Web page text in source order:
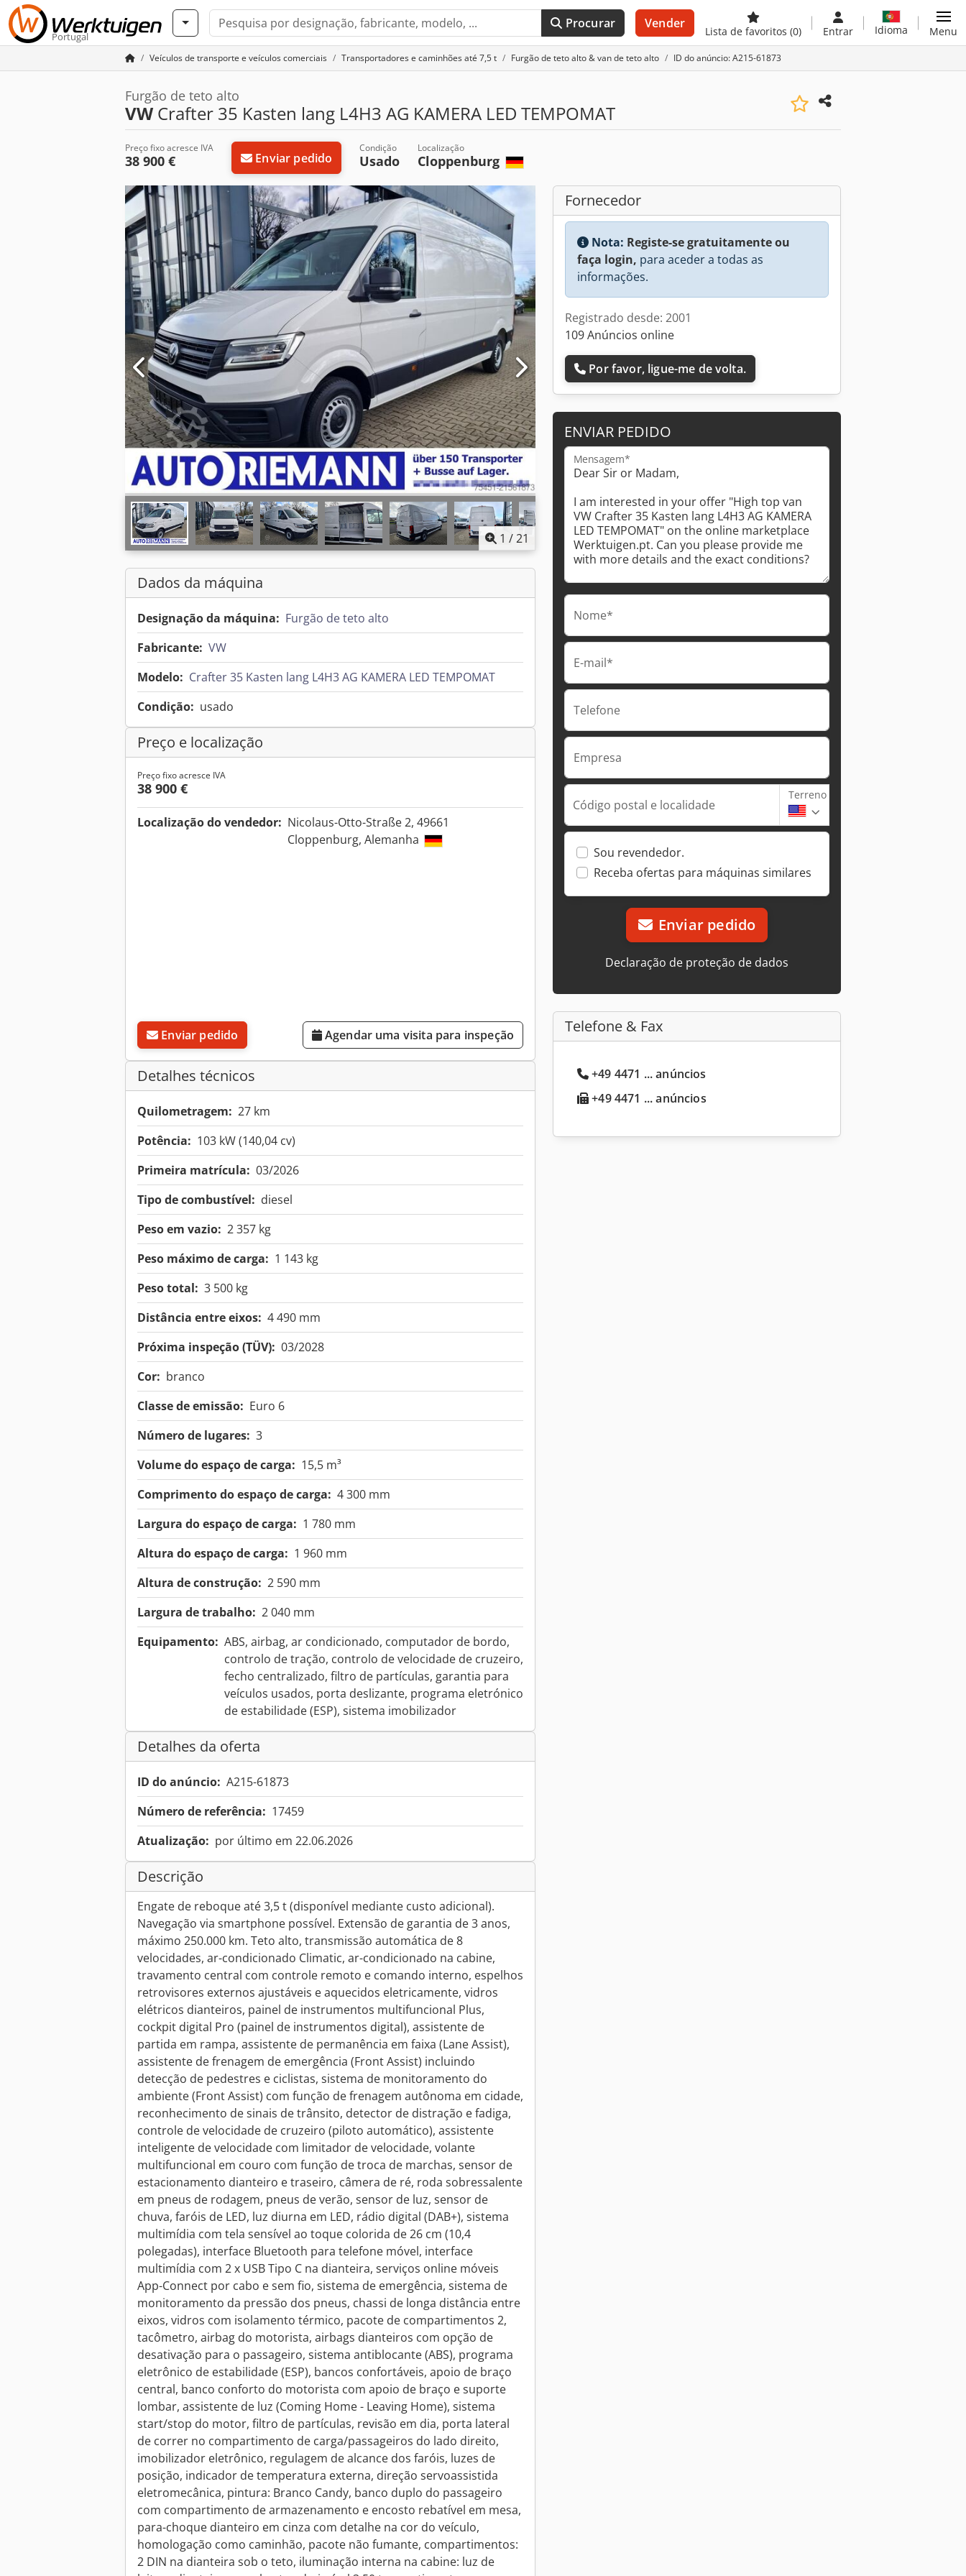
Portugal
Procurar Vender
Lista de favoritos (0) Entrar Idioma Menu
Veículos de transporte e veículos comerciais Transportadores e caminhões até 7,5 t Furgão de teto alto & van de teto alto ID do anúncio: A215-61873
Furgão de teto alto
VW Crafter 35 Kasten lang L4H3 AG KAMERA LED TEMPOMAT
Preço fixo acresce IVA
38 900 € Enviar pedido
Condição
Usado
Localização
Cloppenburg
1 /21
Dados da máquina
Designação da máquina: Furgão de teto alto
Fabricante: VW
Modelo: Crafter 35 Kasten lang L4H3 AG KAMERA LED TEMPOMAT
Condição: usado
Preço e localização
Preço fixo acresce IVA
38 900 €
Localização do vendedor: Nicolaus-Otto-Straße 2, 49661
Cloppenburg, Alemanha
Enviar pedido Agendar uma visita para inspeção
Detalhes técnicos
Quilometragem: 27 km
Potência: 103 kW (140,04 cv)
Primeira matrícula: 03/2026
Tipo de combustível: diesel
Peso em vazio: 2 357 kg
Peso máximo de carga: 1 143 kg
Peso total: 3 500 kg
Distância entre eixos: 4 490 mm
Próxima inspeção (TÜV): 03/2028
Cor: branco
Classe de emissão: Euro 6
Número de lugares: 3
Volume do espaço de carga: 15,5 m³
Comprimento do espaço de carga: 4 300 mm
Largura do espaço de carga: 1 780 mm
Altura do espaço de carga: 1 960 mm
Altura de construção: 2 590 mm
Largura de trabalho: 2 040 mm
Equipamento: ABS, airbag, ar condicionado, computador de bordo,
controlo de tração, controlo de velocidade de cruzeiro,
fecho centralizado, filtro de partículas, garantia para
veículos usados, porta deslizante, programa eletrónico
de estabilidade (ESP), sistema imobilizador
Detalhes da oferta
ID do anúncio: A215-61873
Número de referência: 17459
Atualização: por último em 22.06.2026
Descrição
Engate de reboque até 3,5 t (disponível mediante custo adicional).
Navegação via smartphone possível. Extensão de garantia de 3 anos,
máximo 250.000 km. Teto alto, transmissão automática de 8
velocidades, ar-condicionado Climatic, ar-condicionado na cabine,
travamento central com controle remoto e comando interno, espelhos
retrovisores externos ajustáveis e aquecidos eletricamente, vidros
elétricos dianteiros, painel de instrumentos multifuncional Plus,
cockpit digital Pro (painel de instrumentos digital), assistente de
partida em rampa, assistente de permanência em faixa (Lane Assist),
assistente de frenagem de emergência (Front Assist) incluindo
detecção de pedestres e ciclistas, sistema de monitoramento do
ambiente (Front Assist) com função de frenagem autônoma em cidade,
reconhecimento de sinais de trânsito, detector de distração e fadiga,
controle de velocidade de cruzeiro (piloto automático), assistente
inteligente de velocidade com limitador de velocidade, volante
multifuncional em couro com função de troca de marchas, sensor de
estacionamento dianteiro e traseiro, câmera de ré, roda sobressalente
em pneus de rodagem, pneus de verão, sensor de luz, sensor de
chuva, faróis de LED, luz diurna em LED, rádio digital (DAB+), sistema
multimídia com tela sensível ao toque colorida de 26 cm (10,4
polegadas), interface Bluetooth para telefone móvel, interface
multimídia com 2 x USB Tipo C na dianteira, serviços online móveis
App-Connect por cabo e sem fio, sistema de emergência, sistema de
monitoramento da pressão dos pneus, chassi de longa distância entre
eixos, vidros com isolamento térmico, pacote de compartimentos 2,
tacômetro, airbag do motorista, airbags dianteiros com opção de
desativação para o passageiro, sistema antiblocante (ABS), programa
eletrônico de estabilidade (ESP), bancos confortáveis, apoio de braço
central, banco conforto do motorista com apoio de braço e suporte
lombar, assistente de luz (Coming Home - Leaving Home), sistema
start/stop do motor, filtro de partículas, revisão em dia, porta lateral
de correr no compartimento de carga/passageiros do lado direito,
imobilizador eletrônico, regulagem de alcance dos faróis, luzes de
posição, indicador de temperatura externa, direção servoassistida
eletromecânica, pintura: Branco Candy, banco duplo do passageiro
com compartimento de armazenamento e encosto rebatível em mesa,
para-choque dianteiro em cinza com detalhe na cor do veículo,
homologação como caminhão, pacote não fumante, compartimentos:
2 DIN na dianteira sob o teto, iluminação interna na cabine: luz de
Fornecedor
Nota: Registe-se gratuitamente ou
faça login, para aceder a todas as
informações.
Registrado desde: 2001
109 Anúncios online
Por favor, ligue-me de volta.
ENVIAR PEDIDO
Mensagem*
Nome*
E-mail*
Telefone
Empresa
Código postal e localidade
Terreno
Sou revendedor.
Receba ofertas para máquinas similares
Enviar pedido
Declaração de proteção de dados
Telefone & Fax
+49 4471 ... anúncios
+49 4471 ... anúncios